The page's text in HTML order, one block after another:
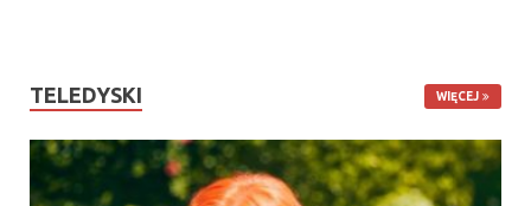
TELEDYSKI WIĘCEJ